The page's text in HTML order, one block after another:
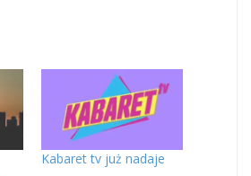
Kabaret tv już nadaje